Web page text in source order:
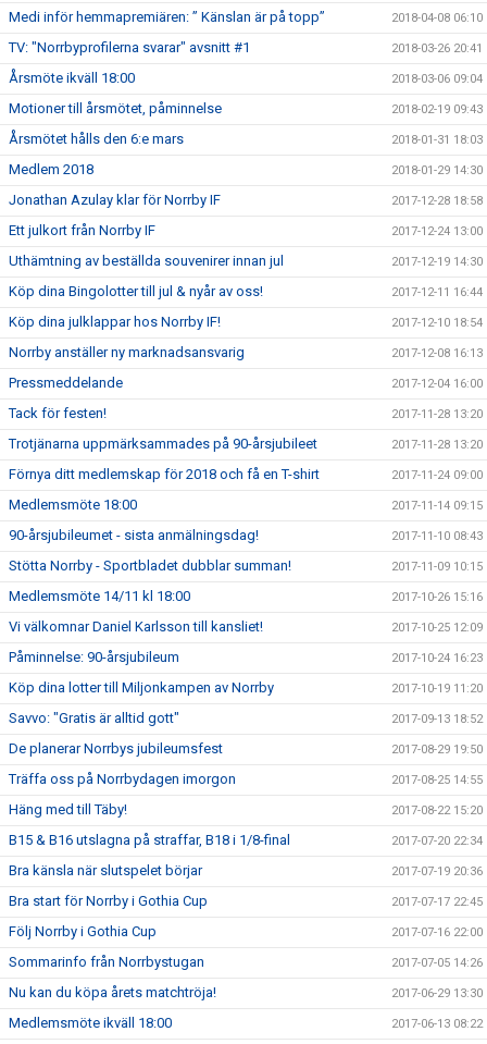
Medi inför hemmapremiären: ” Känslan är på topp” 2018-04-08 06:10
TV: "Norrbyprofilerna svarar" avsnitt #1 2018-03-26 20:41
Årsmöte ikväll 18:00 2018-03-06 09:04
Motioner till årsmötet, påminnelse 2018-02-19 09:43
Årsmötet hålls den 6:e mars 2018-01-31 18:03
Medlem 2018 2018-01-29 14:30
Jonathan Azulay klar för Norrby IF 2017-12-28 18:58
Ett julkort från Norrby IF 2017-12-24 13:00
Uthämtning av beställda souvenirer innan jul 2017-12-19 14:30
Köp dina Bingolotter till jul & nyår av oss! 2017-12-11 16:44
Köp dina julklappar hos Norrby IF! 2017-12-10 18:54
Norrby anställer ny marknadsansvarig 2017-12-08 16:13
Pressmeddelande 2017-12-04 16:00
Tack för festen! 2017-11-28 13:20
Trotjänarna uppmärksammades på 90-årsjubileet 2017-11-28 13:20
Förnya ditt medlemskap för 2018 och få en T-shirt 2017-11-24 09:00
Medlemsmöte 18:00 2017-11-14 09:15
90-årsjubileumet - sista anmälningsdag! 2017-11-10 08:43
Stötta Norrby - Sportbladet dubblar summan! 2017-11-09 10:15
Medlemsmöte 14/11 kl 18:00 2017-10-26 15:16
Vi välkomnar Daniel Karlsson till kansliet! 2017-10-25 12:09
Påminnelse: 90-årsjubileum 2017-10-24 16:23
Köp dina lotter till Miljonkampen av Norrby 2017-10-19 11:20
Savvo: "Gratis är alltid gott" 2017-09-13 18:52
De planerar Norrbys jubileumsfest 2017-08-29 19:50
Träffa oss på Norrbydagen imorgon 2017-08-25 14:55
Häng med till Täby! 2017-08-22 15:20
B15 & B16 utslagna på straffar, B18 i 1/8-final 2017-07-20 22:34
Bra känsla när slutspelet börjar 2017-07-19 20:36
Bra start för Norrby i Gothia Cup 2017-07-17 22:45
Följ Norrby i Gothia Cup 2017-07-16 22:00
Sommarinfo från Norrbystugan 2017-07-05 14:26
Nu kan du köpa årets matchtröja! 2017-06-29 13:30
Medlemsmöte ikväll 18:00 2017-06-13 08:22